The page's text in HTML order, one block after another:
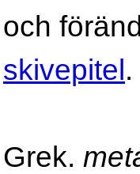
och
skivepitel.
Grek.